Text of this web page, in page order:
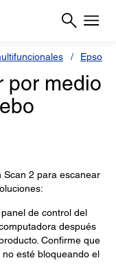
Epson L
por medio
Scan 2 para escanear
de control del
después
Confirme que
esté bloqueando el